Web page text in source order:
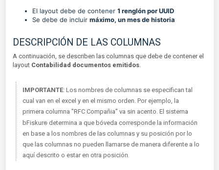
El layout debe de contener 1 renglón por UUID
Se debe de incluir máximo, un mes de historia
DESCRIPCIÓN DE LAS COLUMNAS
A continuación, se describen las columnas que debe de contener el
layout Contabilidad documentos emitidos.
IMPORTANTE: Los nombres de columnas se especifican tal
cual van en el excel y en el mismo orden. Por ejemplo, la
primera columna "RFC Compañia" va sin acento. El sistema
bFiskur®︎ determina a que bóveda corresponde la información
en base a los nombres de las columnas y su posición por lo
que las columnas no pueden llamarse de manera diferente a lo
aquí descrito o estar en otra posición.